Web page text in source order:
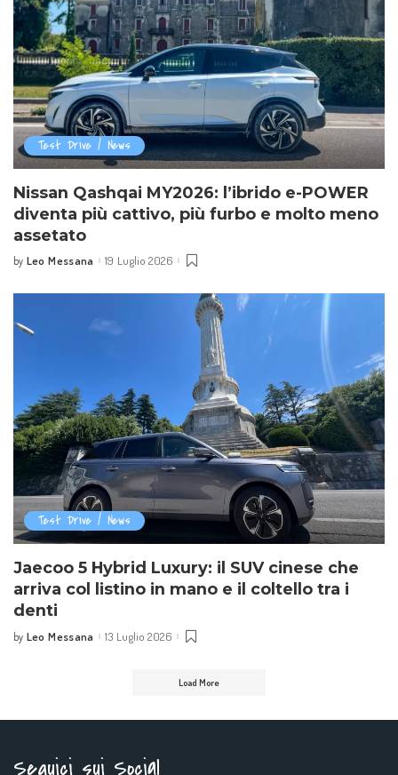
Test Drive / News
Nissan Qashqai MY2026: l’ibrido e-POWER
diventa più cattivo, più furbo e molto meno
assetato
Posted
by Leo Messana 19 Luglio 2026
Test Drive / News
Jaecoo 5 Hybrid Luxury: il SUV cinese che
arriva col listino in mano e il coltello tra i
denti
Posted
by Leo Messana 13 Luglio 2026
Load More
Seguici sui Social